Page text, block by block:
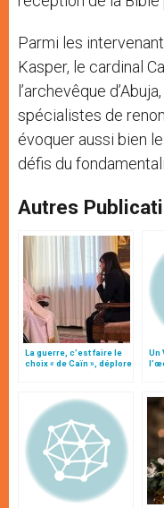
Parmi les
Kasper, le cardinal
l’archevêque
spécialistes de
évoquer aussi bien
défis du
Autres
La guerre, c’est faire le
choix « de Caïn », déplore
Un